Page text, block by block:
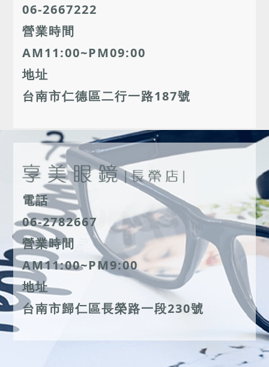
06-2667222
營業時間
AM11:00~PM09:00
地址
台南市仁德區二行一路187號
電話
06-2782667
營業時間
AM11:00~PM9:00
地址
台南市歸仁區長榮路一段230號